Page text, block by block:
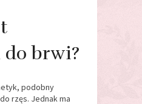
do brwi?
podobny
rzęs. Jednak ma